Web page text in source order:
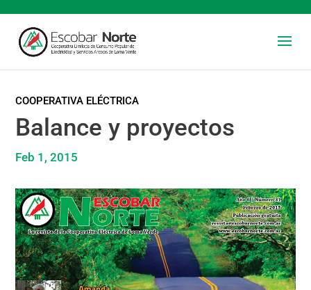
COOPERATIVA ELÉCTRICA
Balance y proyectos
Feb 1, 2015